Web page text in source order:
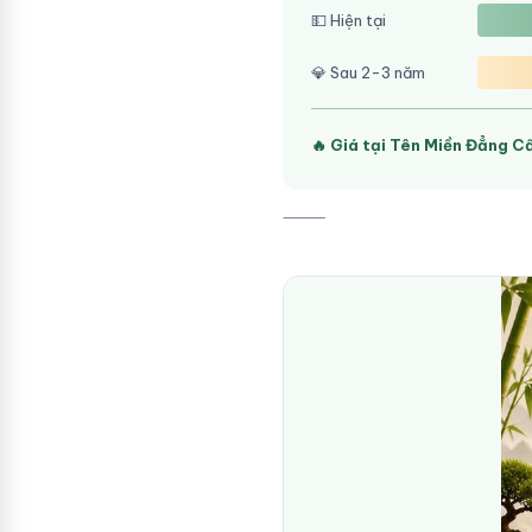
💵 Hiện tại
💎 Sau 2-3 năm
🔥 Giá tại Tên Miền Đẳng
⸻